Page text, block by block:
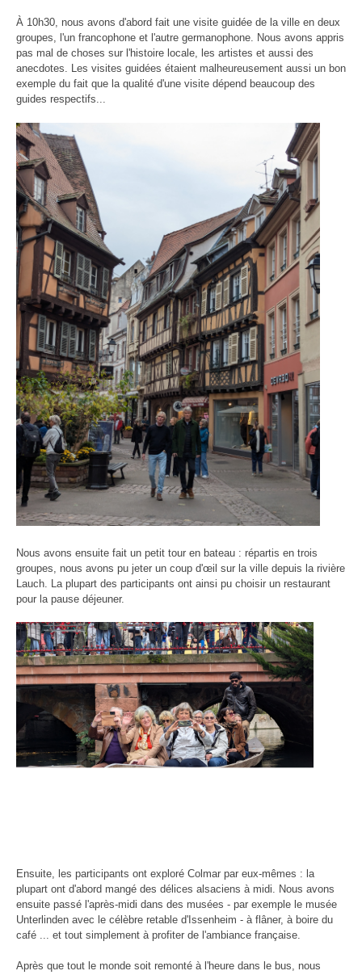
À 10h30, nous avons d'abord fait une visite guidée de la ville en deux
groupes, l'un francophone et l'autre germanophone. Nous avons appris
pas mal de choses sur l'histoire locale, les artistes et aussi des
anecdotes. Les visites guidées étaient malheureusement aussi un bon
exemple du fait que la qualité d'une visite dépend beaucoup des
guides respectifs...
Nous avons ensuite fait un petit tour en bateau : répartis en trois
groupes, nous avons pu jeter un coup d'œil sur la ville depuis la rivière
Lauch. La plupart des participants ont ainsi pu choisir un restaurant
pour la pause déjeuner.
Ensuite, les participants ont exploré Colmar par eux-mêmes : la
plupart ont d'abord mangé des délices alsaciens à midi. Nous avons
ensuite passé l'après-midi dans des musées - par exemple le musée
Unterlinden avec le célèbre retable d'Issenheim - à flâner, à boire du
café ... et tout simplement à profiter de l'ambiance française.
Après que tout le monde soit remonté à l'heure dans le bus, nous